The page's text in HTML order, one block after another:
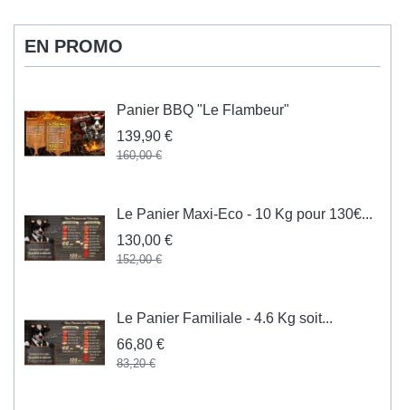
EN PROMO
Panier BBQ "Le Flambeur"
139,90 €
160,00 €
Le Panier Maxi-Eco - 10 Kg pour 130€...
130,00 €
152,00 €
Le Panier Familiale - 4.6 Kg soit...
66,80 €
83,20 €